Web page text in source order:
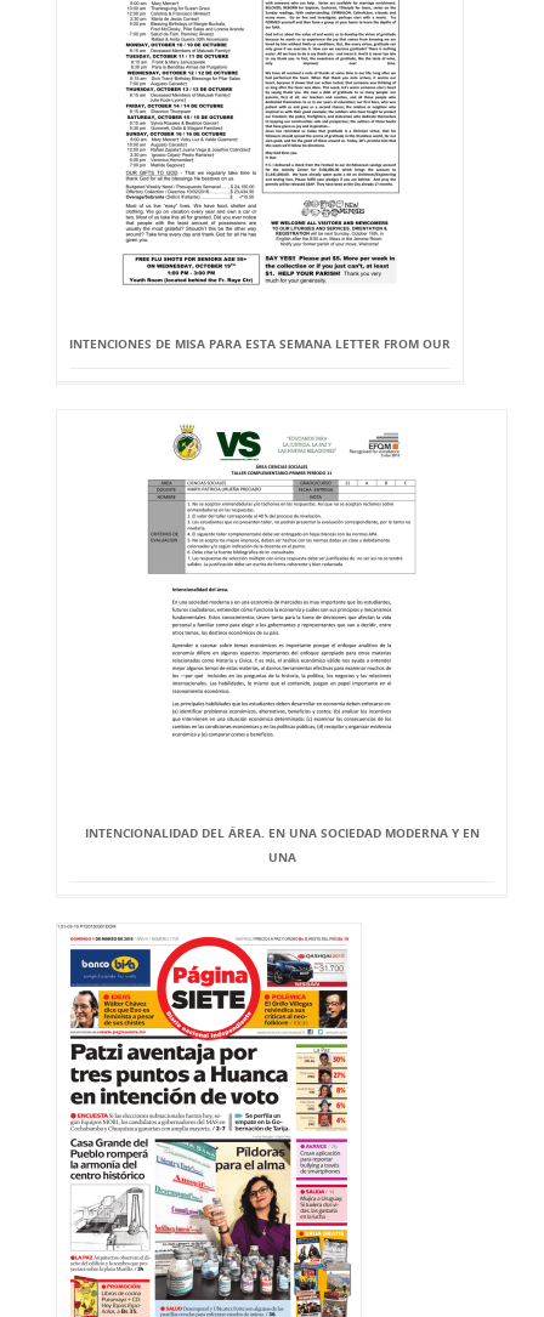
INTENCIONES DE MISA PARA ESTA SEMANA LETTER FROM OUR
INTENCIONALIDAD DEL ÁREA. EN UNA SOCIEDAD MODERNA Y EN
UNA